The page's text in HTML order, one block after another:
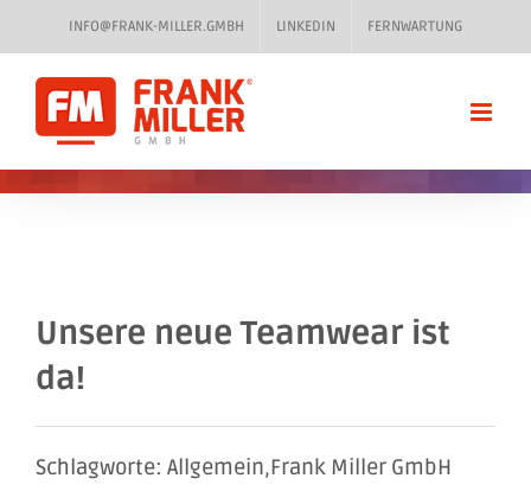
Inhalt
springen
INFO@FRANK-MILLER.GMBH LINKEDIN FERNWARTUNG
Unsere neue Teamwear ist
da!
Schlagworte: Allgemein,Frank Miller GmbH